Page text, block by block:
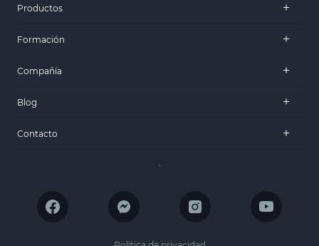
Productos
Formación
Compañía
Blog
Contacto
.